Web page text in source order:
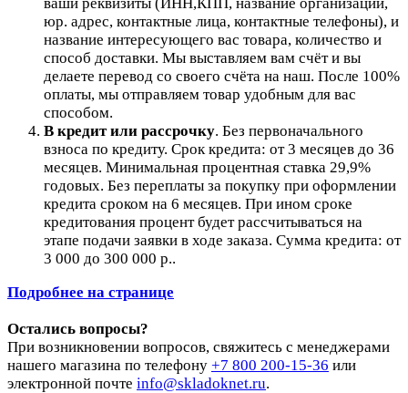
юр. адрес, контактные лица, контактные телефоны), и
название интересующего вас товара, количество и
способ доставки. Мы выставляем вам счёт и вы
делаете перевод со своего счёта на наш. После 100%
оплаты, мы отправляем товар удобным для вас
способом.
В кредит или рассрочку. Без первоначального
взноса по кредиту. Срок кредита: от 3 месяцев до 36
месяцев. Минимальная процентная ставка 29,9%
годовых. Без переплаты за покупку при оформлении
кредита сроком на 6 месяцев. При ином сроке
кредитования процент будет рассчитываться на
этапе подачи заявки в ходе заказа. Сумма кредита: от
3 000 до 300 000 р..
Подробнее на странице
Остались вопросы?
При возникновении вопросов, свяжитесь с менеджерами
нашего магазина по телефону +7 800 200-15-36 или
электронной почте info@skladoknet.ru.